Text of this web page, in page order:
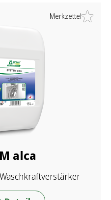
Merkzettel
alca